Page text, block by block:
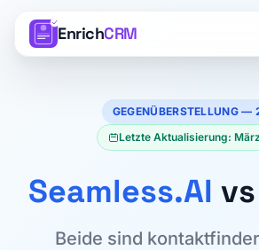
EnrichCRM
GEGENÜBERSTELLUNG —
Letzte Aktualisierung:
Seamless.AI vs
Beide sind